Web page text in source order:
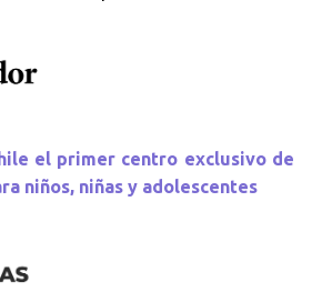
el primer centro exclusivo de
niños, niñas y adolescentes